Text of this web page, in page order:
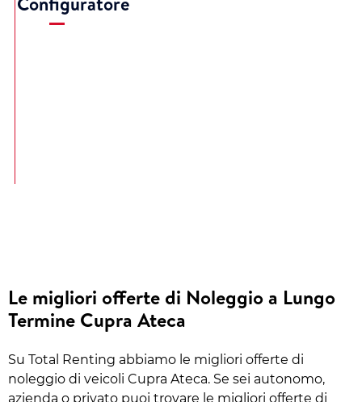
Le migliori offerte di Noleggio a Lungo
Termine Cupra Ateca
Su Total Renting abbiamo le migliori offerte di
noleggio di veicoli Cupra Ateca. Se sei autonomo,
azienda o privato puoi trovare le migliori offerte di